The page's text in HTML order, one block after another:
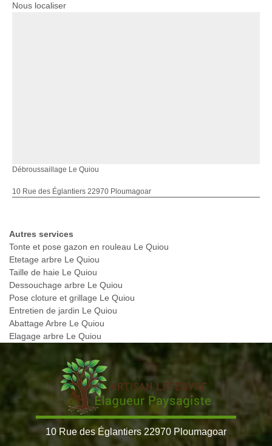
Nous localiser
Débroussaillage Le Quiou
10 Rue des Églantiers 22970 Ploumagoar
Autres services
Tonte et pose gazon en rouleau Le Quiou
Etetage arbre Le Quiou
Taille de haie Le Quiou
Dessouchage arbre Le Quiou
Pose cloture et grillage Le Quiou
Entretien de jardin Le Quiou
Abattage Arbre Le Quiou
Elagage arbre Le Quiou
10 Rue des Églantiers 22970 Ploumagoar